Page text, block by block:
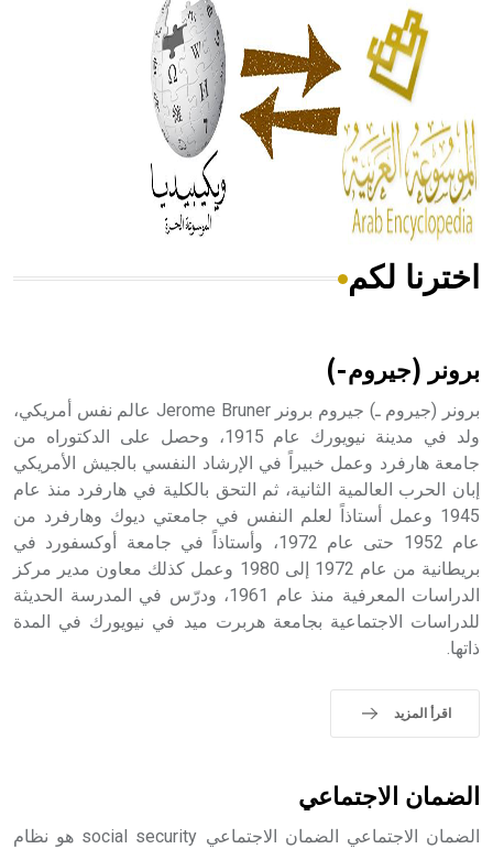
له الفضل بأنه حرر الطب من الدين والفلسفة.
- هل تعلم أن المرجان إفراز حيواني يتكون في البحر ويتركب
من مادة كربونات الكلسيوم، وهو أحمر أو شديد الحمرة وهو
أجود أنواعه، ويمتاز بكبر الحجم ويسمى الش
هل تعلم أن الأبسيد كلمة فرنسية اللفظ تم اعتمادها مصطلحاً
- هل تعلم أن أبجر Abgar اسم معروف جيداً يعود إلى عدد من
الملوك الذين حكموا مدينة إديسا (الرها) من أبجر الأول وحتى
التاسع، وهم ينتسبون إلى أسرة أوسروين
- هل تعلم أن الأبجدية الكنعانية تتألف من /22/ علامة كتابية
اخترنا لكم
برونر (جيروم-)
برونر (جيروم ـ) جيروم برونر Jerome Bruner عالم نفس أمريكي،
ولد في مدينة نيويورك عام 1915، وحصل على الدكتوراه من
جامعة هارفرد وعمل خبيراً في الإرشاد النفسي بالجيش الأمريكي
إبان الحرب العالمية الثانية، ثم التحق بالكلية في هارفرد منذ عام
1945 وعمل أستاذاً لعلم النفس في جامعتي ديوك وهارفرد من
عام 1952 حتى عام 1972، وأستاذاً في جامعة أوكسفورد في
بريطانية من عام 1972 إلى 1980 وعمل كذلك معاون مدير مركز
الدراسات المعرفية منذ عام 1961، ودرّس في المدرسة الحديثة
للدراسات الاجتماعية بجامعة هربرت ميد في نيويورك في المدة
ذاتها.
اقرأ المزيد
الضمان الاجتماعي
الضمان الاجتماعي الضمان الاجتماعي social security هو نظام